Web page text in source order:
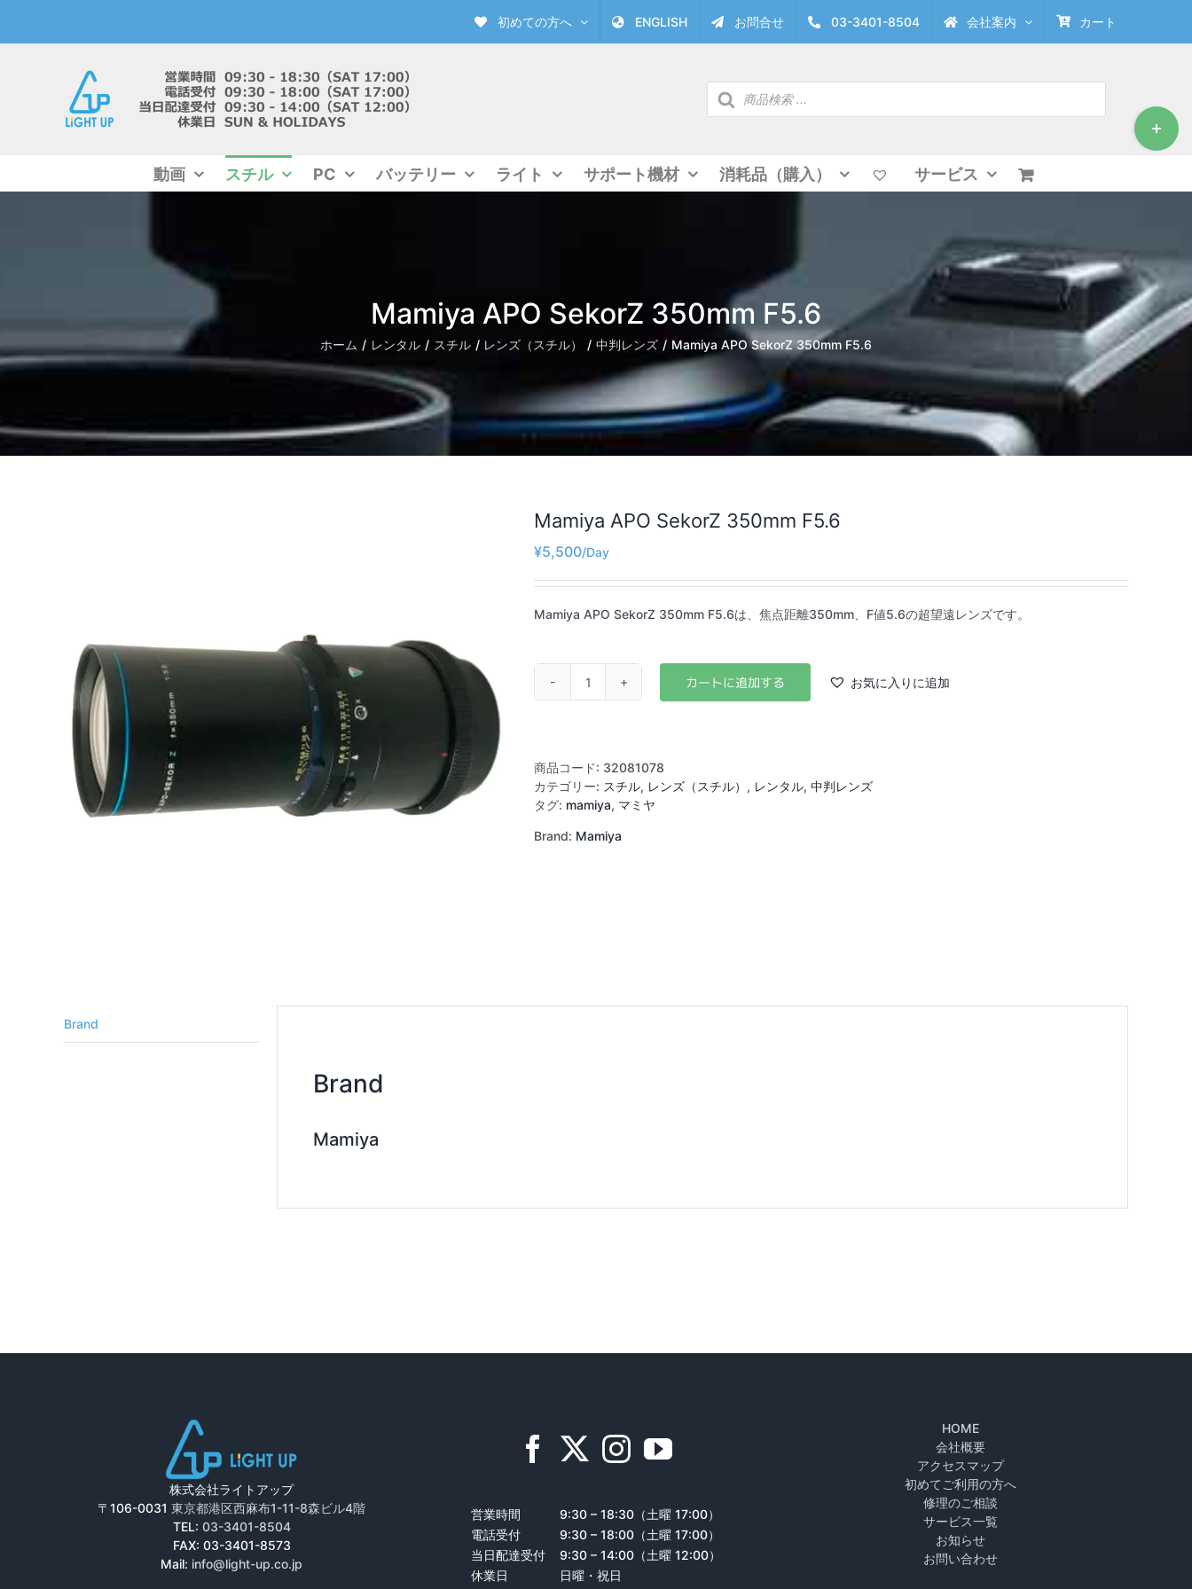
content
初めての方へ ENGLISH お問合せ 03-3401-8504 会社案内 カート
商
品
動画 スチル PC バッテリー ライト サポート機材 消耗品（購入） サービス
Mamiya APO SekorZ 350mm F5.6
ホーム レンタル スチル レンズ（スチル） 中判レンズ Mamiya APO SekorZ 350mm F5.6
Mamiya APO SekorZ 350mm F5.6
¥5,500
Mamiya APO SekorZ 350mm F5.6は、焦点距離350mm、F値5.6の超望遠レンズです。
Mamiya
F5.6
個
お気に入りに追加
商品コード: 32081078
カテゴリー: スチル, レンズ（スチル） , レンタル, 中判レンズ
タグ: mamiya, マミヤ
Brand: Mamiya
Brand
Brand
Mamiya
株式会社ライトアップ
〒106-0031東京都港区西麻布1-11-8森ビル4階
TEL: 03-3401-8504
FAX: 03-3401-8573
Mail: info@light-up.co.jp
営業時間
9:30 – 18:30（土曜 17:00）
電話受付
9:30 – 18:00（土曜 17:00）
当日配達受付
9:30 – 14:00（土曜 12:00）
休業日
日曜・祝日
HOME
会社概要
アクセスマップ
初めてご利用の方へ
修理のご相談
サービス一覧
お知らせ
お問い合わせ
Toggle
Sliding
Bar